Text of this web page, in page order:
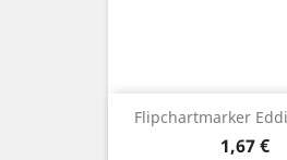
Flipchartmarker
Preis
1,67 €